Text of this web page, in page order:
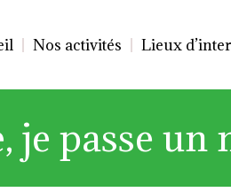
Nos activités Lieux
je passe un